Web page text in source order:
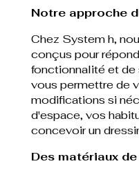
Notre approche
Chez System h,
conçus pour
fonctionnalité et
vous permettre de
modifications si
d'espace, vos
concevoir un
Des matériaux